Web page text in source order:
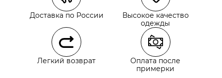
Курьерская доставка СДЭК
Самовывоз из пункта выдачи СДЭК
Самовывоз из наших магазинов
Доставка по России
Высокое качество
одежды
Легкий возврат
Оплата после
примерки